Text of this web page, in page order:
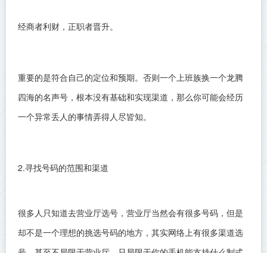
经商者利财， 正职者晋升。
重要的是符合自己的定位和预期。否则一个上班族换一个龙腾
四海的名声号，根本没有基础和实现渠道，那么你可能会经历
一个异常丢人的事情弄得人尽皆知。
2.寻找号码的范围和渠道
很多人只知道去营业厅选号，营业厅当然会有很多号码，但是
却不是一个理想的挑选号码的地方，其实网络上有很多渠道选